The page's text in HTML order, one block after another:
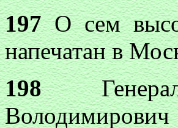
197О сем
напечатан в
198